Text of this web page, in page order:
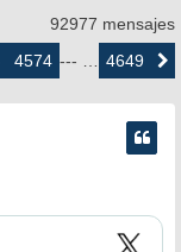
92977 mensajes
4574 --- … 4649